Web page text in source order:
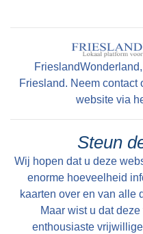
grotendeels
waarschijnlijk in
Folsgare naar
een groot deel van
Vervoer over water is
verbinding tot in
aangelegd. Nadat
Oosthem in 1953
Friesland. Neem contact
website via
Steun
Wij hopen dat u deze
enorme hoeveelheid
kaarten over en van alle
Maar wist u dat
enthousiaste